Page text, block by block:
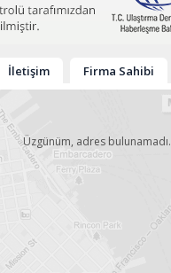
İletişim Firma Sahibi
Üzgünüm, adres bulunamadı.